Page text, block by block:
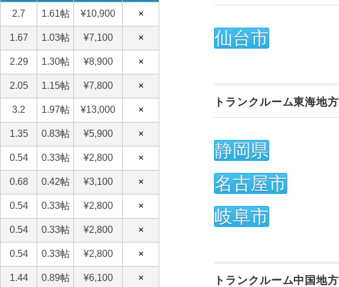
仙台市
トランクルーム東海地方
静岡県
名古屋市
岐阜市
トランクルーム中国地方